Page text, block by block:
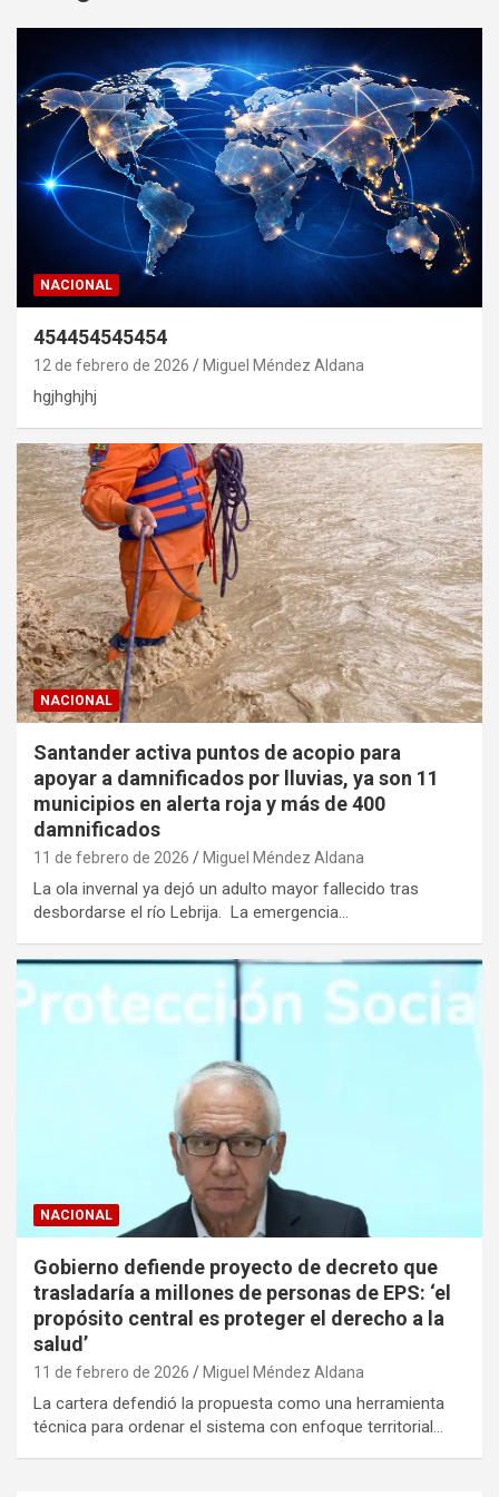
NACIONAL
454454545454
12 de febrero de 2026 Miguel Méndez Aldana
hgjhghjhj
NACIONAL
Santander activa puntos de acopio para
apoyar a damnificados por lluvias, ya son 11
municipios en alerta roja y más de 400
damnificados
11 de febrero de 2026 Miguel Méndez Aldana
La ola invernal ya dejó un adulto mayor fallecido tras
desbordarse el río Lebrija. La emergencia…
NACIONAL
Gobierno defiende proyecto de decreto que
trasladaría a millones de personas de EPS: ‘el
propósito central es proteger el derecho a la
salud’
11 de febrero de 2026 Miguel Méndez Aldana
La cartera defendió la propuesta como una herramienta
técnica para ordenar el sistema con enfoque territorial…